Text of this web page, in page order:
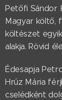
Petőfi Sándor
Magyar költő,
költészet
alakja. Rövid
Édesapja
Hrúz Mária
cselédként